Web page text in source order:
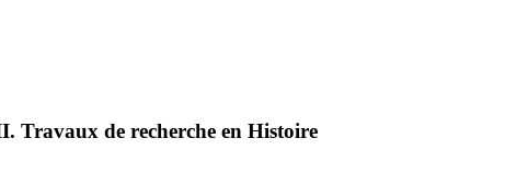
Travaux de recherche en Histoire